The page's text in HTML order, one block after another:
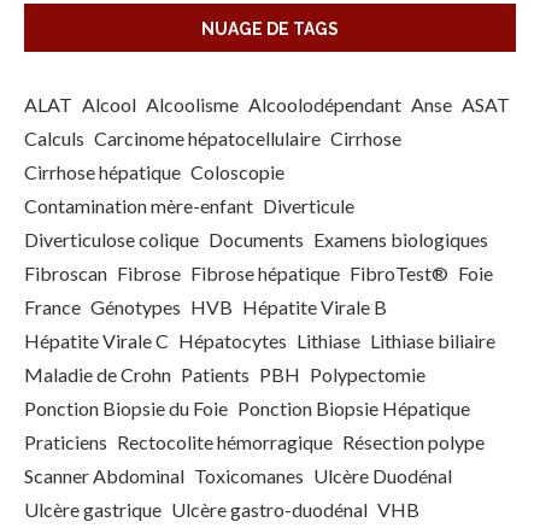
NUAGE DE TAGS
ALAT Alcool Alcoolisme Alcoolodépendant Anse ASAT
Calculs Carcinome hépatocellulaire Cirrhose
Cirrhose hépatique Coloscopie
Contamination mère-enfant Diverticule
Diverticulose colique Documents Examens biologiques
Fibroscan Fibrose Fibrose hépatique FibroTest® Foie
France Génotypes HVB Hépatite Virale B
Hépatite Virale C Hépatocytes Lithiase Lithiase biliaire
Maladie de Crohn Patients PBH Polypectomie
Ponction Biopsie du Foie Ponction Biopsie Hépatique
Praticiens Rectocolite hémorragique Résection polype
Scanner Abdominal Toxicomanes Ulcère Duodénal
Ulcère gastrique Ulcère gastro-duodénal VHB